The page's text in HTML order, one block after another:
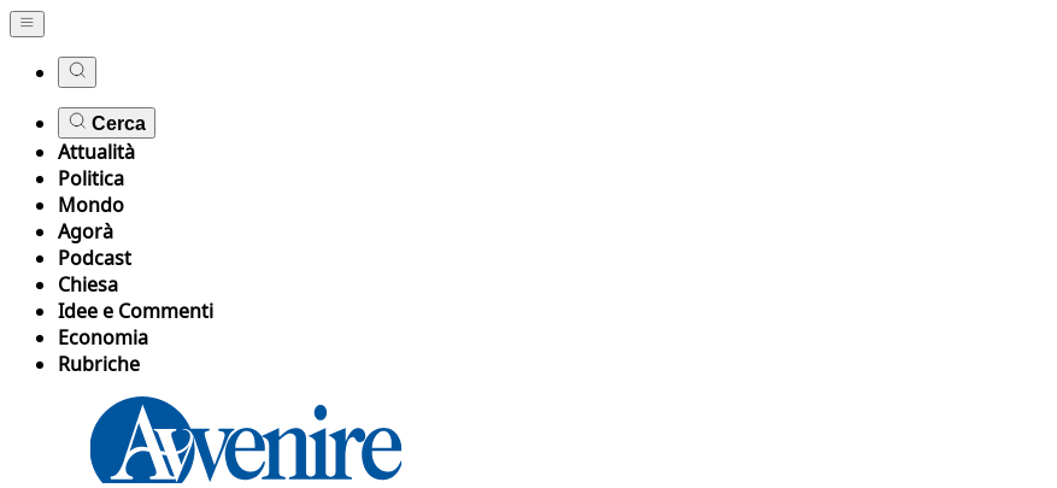
Cerca
Attualità
Politica
Mondo
Agorà
Podcast
Chiesa
Idee e Commenti
Economia
Rubriche